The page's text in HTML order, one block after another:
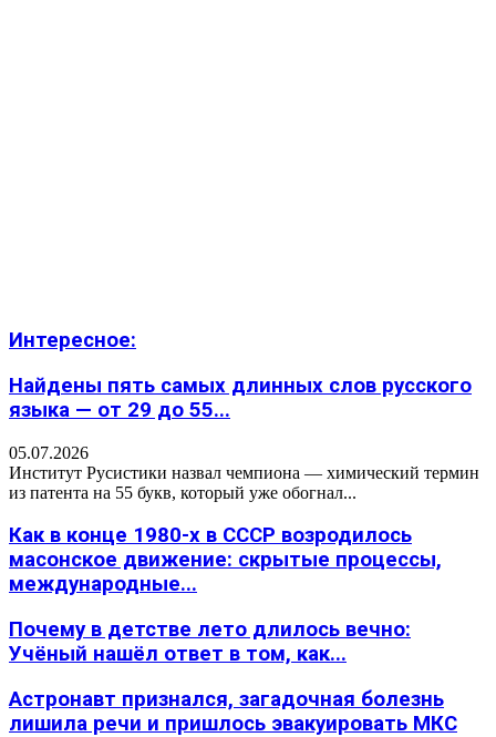
Интересное:
Найдены пять самых длинных слов русского
языка — от 29 до 55...
05.07.2026
Институт Русистики назвал чемпиона — химический термин
из патента на 55 букв, который уже обогнал...
Как в конце 1980-х в СССР возродилось
масонское движение: скрытые процессы,
международные...
Почему в детстве лето длилось вечно:
Учёный нашёл ответ в том, как...
Астронавт признался, загадочная болезнь
лишила речи и пришлось эвакуировать МКС